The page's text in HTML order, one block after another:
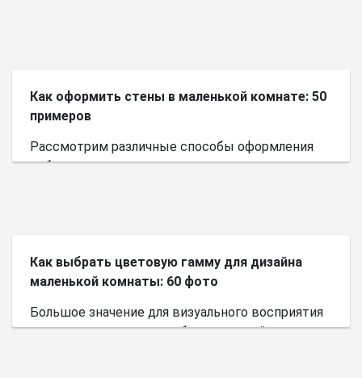
Как оформить стены в маленькой комнате: 50
примеров
Рассмотрим различные способы оформления
небольшого пространства.
Как выбрать цветовую гамму для дизайна
маленькой комнаты: 60 фото
Большое значение для визуального восприятия
пространства имеет выбор цветовой палитры.